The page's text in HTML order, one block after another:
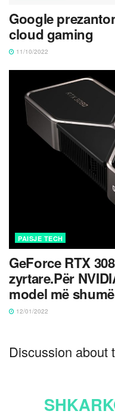
Google
cloud gaming
11/10/2022
PAISJE TECH
GeForce RTX
zyrtare.Për
model më
12/01/2022
Discussion about